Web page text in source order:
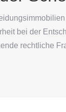
bei der
rechtliche